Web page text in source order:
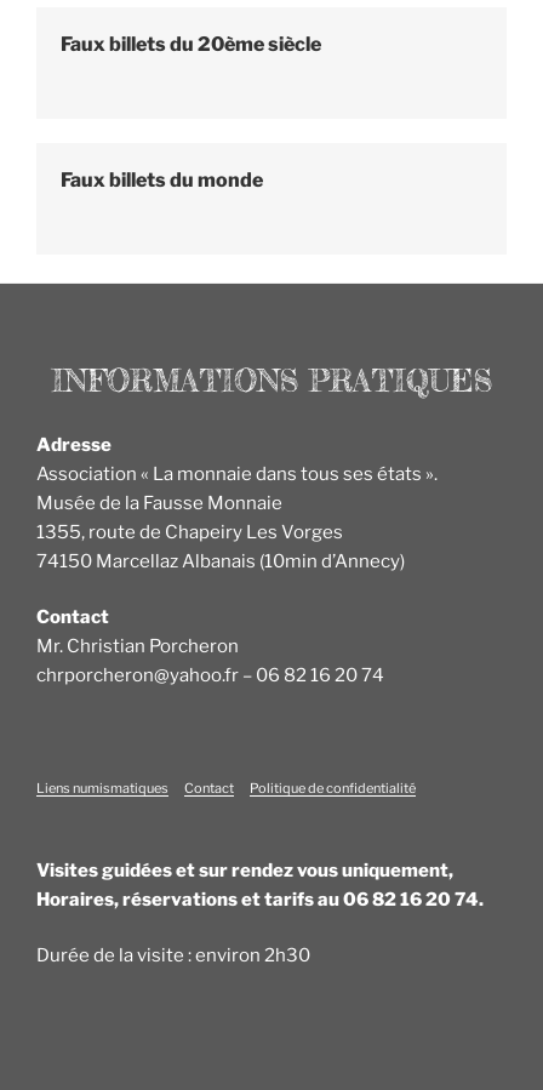
Faux billets du 20ème siècle
Faux billets du monde
Adresse
Association « La monnaie dans tous ses états ».
Musée de la Fausse Monnaie
1355, route de Chapeiry Les Vorges
74150 Marcellaz Albanais (10min d’Annecy)
Contact
Mr. Christian Porcheron
chrporcheron@yahoo.fr – 06 82 16 20 74
Liens numismatiques Contact Politique de confidentialité
Visites guidées et sur rendez vous uniquement,
Horaires, réservations et tarifs au 06 82 16 20 74.
Durée de la visite : environ 2h30